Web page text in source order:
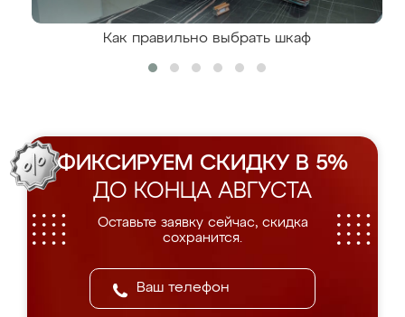
Как правильно выбрать шкаф
ФИКСИРУЕМ СКИДКУ В 5%
ДО КОНЦА АВГУСТА
Оставьте заявку сейчас, скидка
сохранится.